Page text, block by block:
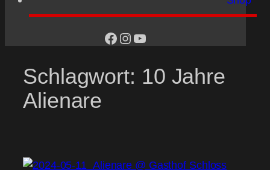
facebook
Instagram
YouTube
Schlagwort: 10 Jahre
Alienare